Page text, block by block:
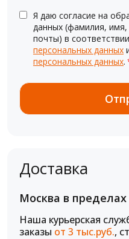
Я даю согласие на
данных (фамилия,
почты) в
персональных данных
персональных данных.
Доставка
Москва в
Наша курьерская
заказы от 3 тыс.руб.,